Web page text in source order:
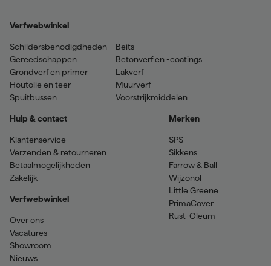
Verfwebwinkel
Schildersbenodigdheden
Gereedschappen
Grondverf en primer
Houtolie en teer
Spuitbussen
Beits
Betonverf en -coatings
Lakverf
Muurverf
Voorstrijkmiddelen
Hulp & contact
Klantenservice
Verzenden & retourneren
Betaalmogelijkheden
Zakelijk
Verfwebwinkel
Over ons
Vacatures
Showroom
Nieuws
Merken
SPS
Sikkens
Farrow & Ball
Wijzonol
Little Greene
PrimaCover
Rust-Oleum